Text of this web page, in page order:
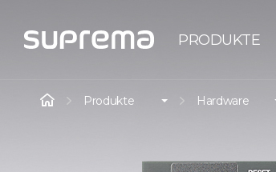
PRODUKTE
Produkte Hardware